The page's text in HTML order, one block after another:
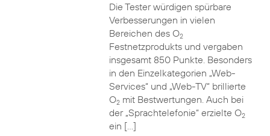
Die Tester würdigen spürbare
Verbesserungen in vielen
Bereichen des O2
Festnetzprodukts und vergaben
insgesamt 850 Punkte. Besonders
in den Einzelkategorien „Web-
Services“ und „Web-TV“ brillierte
O2mit Bestwertungen. Auch bei
der „Sprachtelefonie“ erzielte O2
ein […]